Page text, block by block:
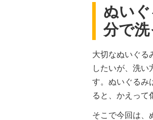
ぬい
分で
大切なぬいぐる
したいが、洗い
す。ぬいぐるみ
ると、かえって
そこで今回は、